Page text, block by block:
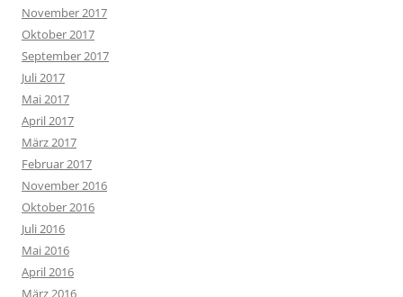
November 2017
Oktober 2017
September 2017
Juli 2017
Mai 2017
April 2017
März 2017
Februar 2017
November 2016
Oktober 2016
Juli 2016
Mai 2016
April 2016
März 2016